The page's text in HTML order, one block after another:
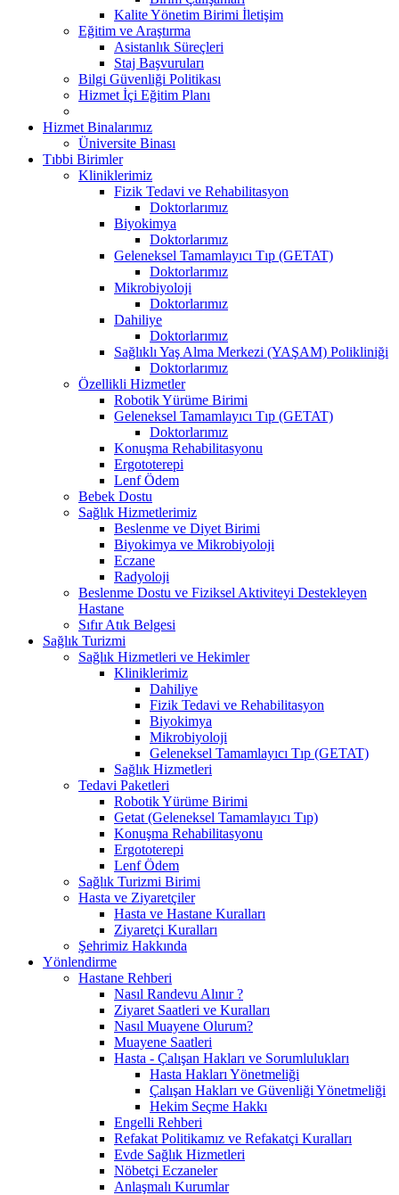
Kalite Yönetim Birimi İletişim
Eğitim ve Araştırma
Asistanlık Süreçleri
Staj Başvuruları
Bilgi Güvenliği Politikası
Hizmet İçi Eğitim Planı
Hizmet Binalarımız
Üniversite Binası
Tıbbi Birimler
Kliniklerimiz
Fizik Tedavi ve Rehabilitasyon
Doktorlarımız
Biyokimya
Doktorlarımız
Geleneksel Tamamlayıcı Tıp (GETAT)
Doktorlarımız
Mikrobiyoloji
Doktorlarımız
Dahiliye
Doktorlarımız
Sağlıklı Yaş Alma Merkezi (YAŞAM) Polikliniği
Doktorlarımız
Özellikli Hizmetler
Robotik Yürüme Birimi
Geleneksel Tamamlayıcı Tıp (GETAT)
Doktorlarımız
Konuşma Rehabilitasyonu
Ergototerepi
Lenf Ödem
Bebek Dostu
Sağlık Hizmetlerimiz
Beslenme ve Diyet Birimi
Biyokimya ve Mikrobiyoloji
Eczane
Radyoloji
Beslenme Dostu ve Fiziksel Aktiviteyi Destekleyen
Hastane
Sıfır Atık Belgesi
Sağlık Turizmi
Sağlık Hizmetleri ve Hekimler
Kliniklerimiz
Dahiliye
Fizik Tedavi ve Rehabilitasyon
Biyokimya
Mikrobiyoloji
Geleneksel Tamamlayıcı Tıp (GETAT)
Sağlık Hizmetleri
Tedavi Paketleri
Robotik Yürüme Birimi
Getat (Geleneksel Tamamlayıcı Tıp)
Konuşma Rehabilitasyonu
Ergototerepi
Lenf Ödem
Sağlık Turizmi Birimi
Hasta ve Ziyaretçiler
Hasta ve Hastane Kuralları
Ziyaretçi Kuralları
Şehrimiz Hakkında
Yönlendirme
Hastane Rehberi
Nasıl Randevu Alınır ?
Ziyaret Saatleri ve Kuralları
Nasıl Muayene Olurum?
Muayene Saatleri
Hasta - Çalışan Hakları ve Sorumlulukları
Hasta Hakları Yönetmeliği
Çalışan Hakları ve Güvenliği Yönetmeliği
Hekim Seçme Hakkı
Engelli Rehberi
Refakat Politikamız ve Refakatçi Kuralları
Evde Sağlık Hizmetleri
Nöbetçi Eczaneler
Anlaşmalı Kurumlar